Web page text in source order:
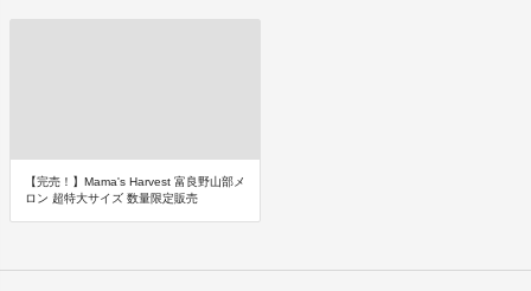
【完売！】Mama's Harvest 富良野山部メ
ロン 超特大サイズ 数量限定販売